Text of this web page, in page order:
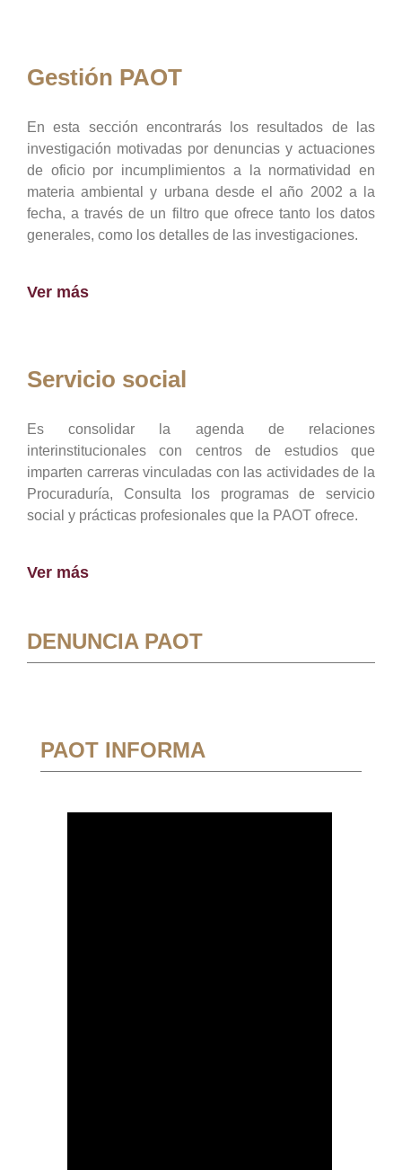
Gestión PAOT
En esta sección encontrarás los resultados de las
investigación motivadas por denuncias y actuaciones
de oficio por incumplimientos a la normatividad en
materia ambiental y urbana desde el año 2002 a la
fecha, a través de un filtro que ofrece tanto los datos
generales, como los detalles de las investigaciones.
Ver más
Servicio social
Es consolidar la agenda de relaciones
interinstitucionales con centros de estudios que
imparten carreras vinculadas con las actividades de la
Procuraduría, Consulta los programas de servicio
social y prácticas profesionales que la PAOT ofrece.
Ver más
DENUNCIA PAOT
PAOT INFORMA